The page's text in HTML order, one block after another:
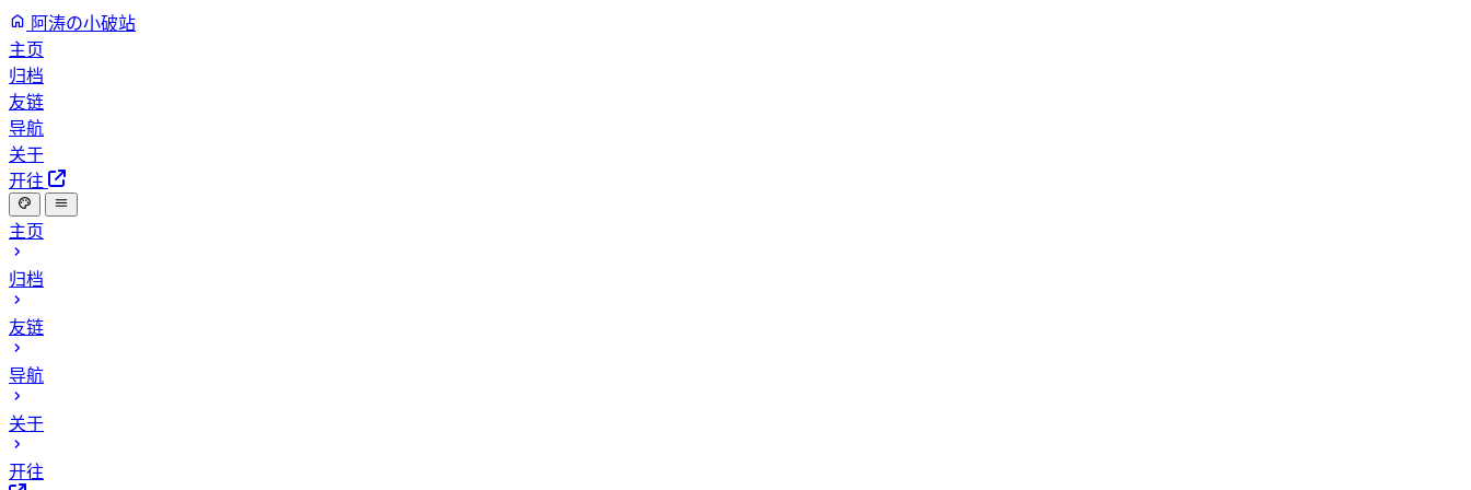
阿涛の小破站
主页
归档
友链
导航
关于
开往
主页
归档
友链
导航
关于
开往